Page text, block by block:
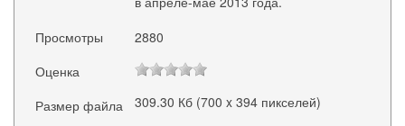
Просмотры
2880
Оценка
Размер файла
309.30 Кб (700 x 394 пикселей)